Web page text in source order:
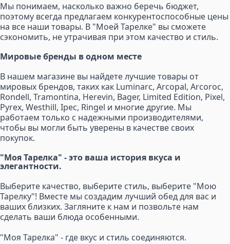
Мы понимаем, насколько важно беречь бюджет,
поэтому всегда предлагаем конкурентоспособные цены
на все наши товары. В "Моей Тарелке" вы сможете
сэкономить, не утрачивая при этом качество и стиль.
Мировые бренды в одном месте
В нашем магазине вы найдете лучшие товары от
мировых брендов, таких как Luminarc, Arcopal, Arcoroc,
Rondell, Tramontina, Herevin, Bager, Limited Edition, Pixel,
Pyrex, Westhill, Ipec, Ringel и многие другие. Мы
работаем только с надежными производителями,
чтобы вы могли быть уверены в качестве своих
покупок.
"Моя Тарелка" - это ваша история вкуса и
элегантности.
Выберите качество, выберите стиль, выберите "Мою
Тарелку"! Вместе мы создадим лучший обед для вас и
ваших близких. Загляните к нам и позвольте нам
сделать ваши блюда особенными.
"Моя Тарелка" - где вкус и стиль соединяются.